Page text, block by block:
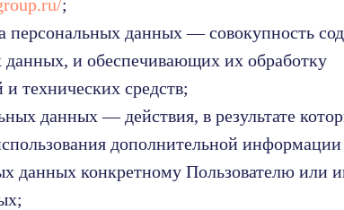
;
персональных данных — совокупность
данных, и обеспечивающих их обработку
технических средств;
данных — действия, в результате
дополнительной информации
данных конкретному Пользователю или